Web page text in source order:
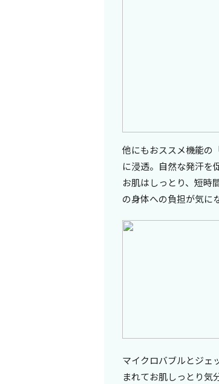
他にもおススメ機能の
に浸透。自然な発汗を
お肌はしっとり、短時
の身体への負担が気に
マイクロバブルとジェ
まれてお肌しっとり気